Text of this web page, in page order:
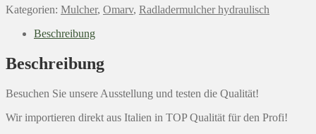
Kategorien: Mulcher, Omarv, Radladermulcher hydraulisch
Beschreibung
Beschreibung
Besuchen Sie unsere Ausstellung und testen die Qualität!
Wir importieren direkt aus Italien in TOP Qualität für den Profi!